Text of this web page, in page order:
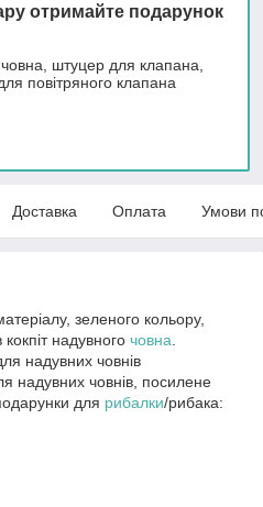
отримайте подарунок
штуцер для клапана,
повітряного клапана
Доставка Оплата Умови
зеленого кольору,
надувного човна
надувних човнів
надувних човнів, посилене
для рибалки/рибака: